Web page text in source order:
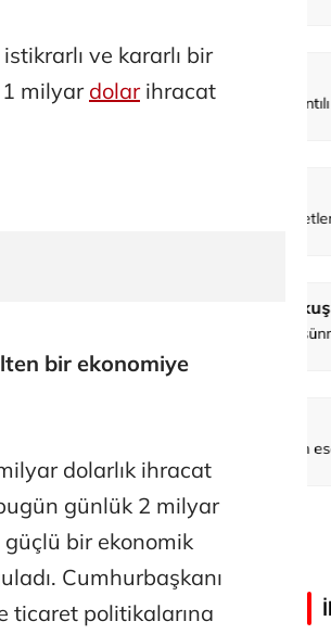
ve kararlı bir
1 milyar dolarihracat
bir ekonomiye
dolarlık ihracat
günlük 2 milyar
bir ekonomik
Cumhurbaşkanı
ticaret politikalarına